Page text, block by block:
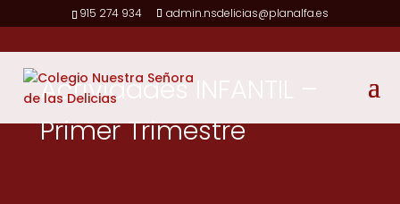
915 274 934 admin.nsdelicias@planalfa.es
Actividades INFANTIL –
Primer Trimestre